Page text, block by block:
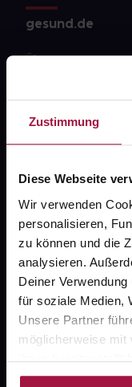
Zustimmung
Diese Webseite
Wir verwenden
personalisieren,
zu können und die
analysieren.
Deiner
für soziale Medien,
Unsere Partner
möglicherweise mit
ihnen bereitgestellt
Nutzung der
gesund.de
Über uns
Newsletter
PAYBACK
gesund-
Sanitätshäuser
Datenschutz
AGB
Impressum